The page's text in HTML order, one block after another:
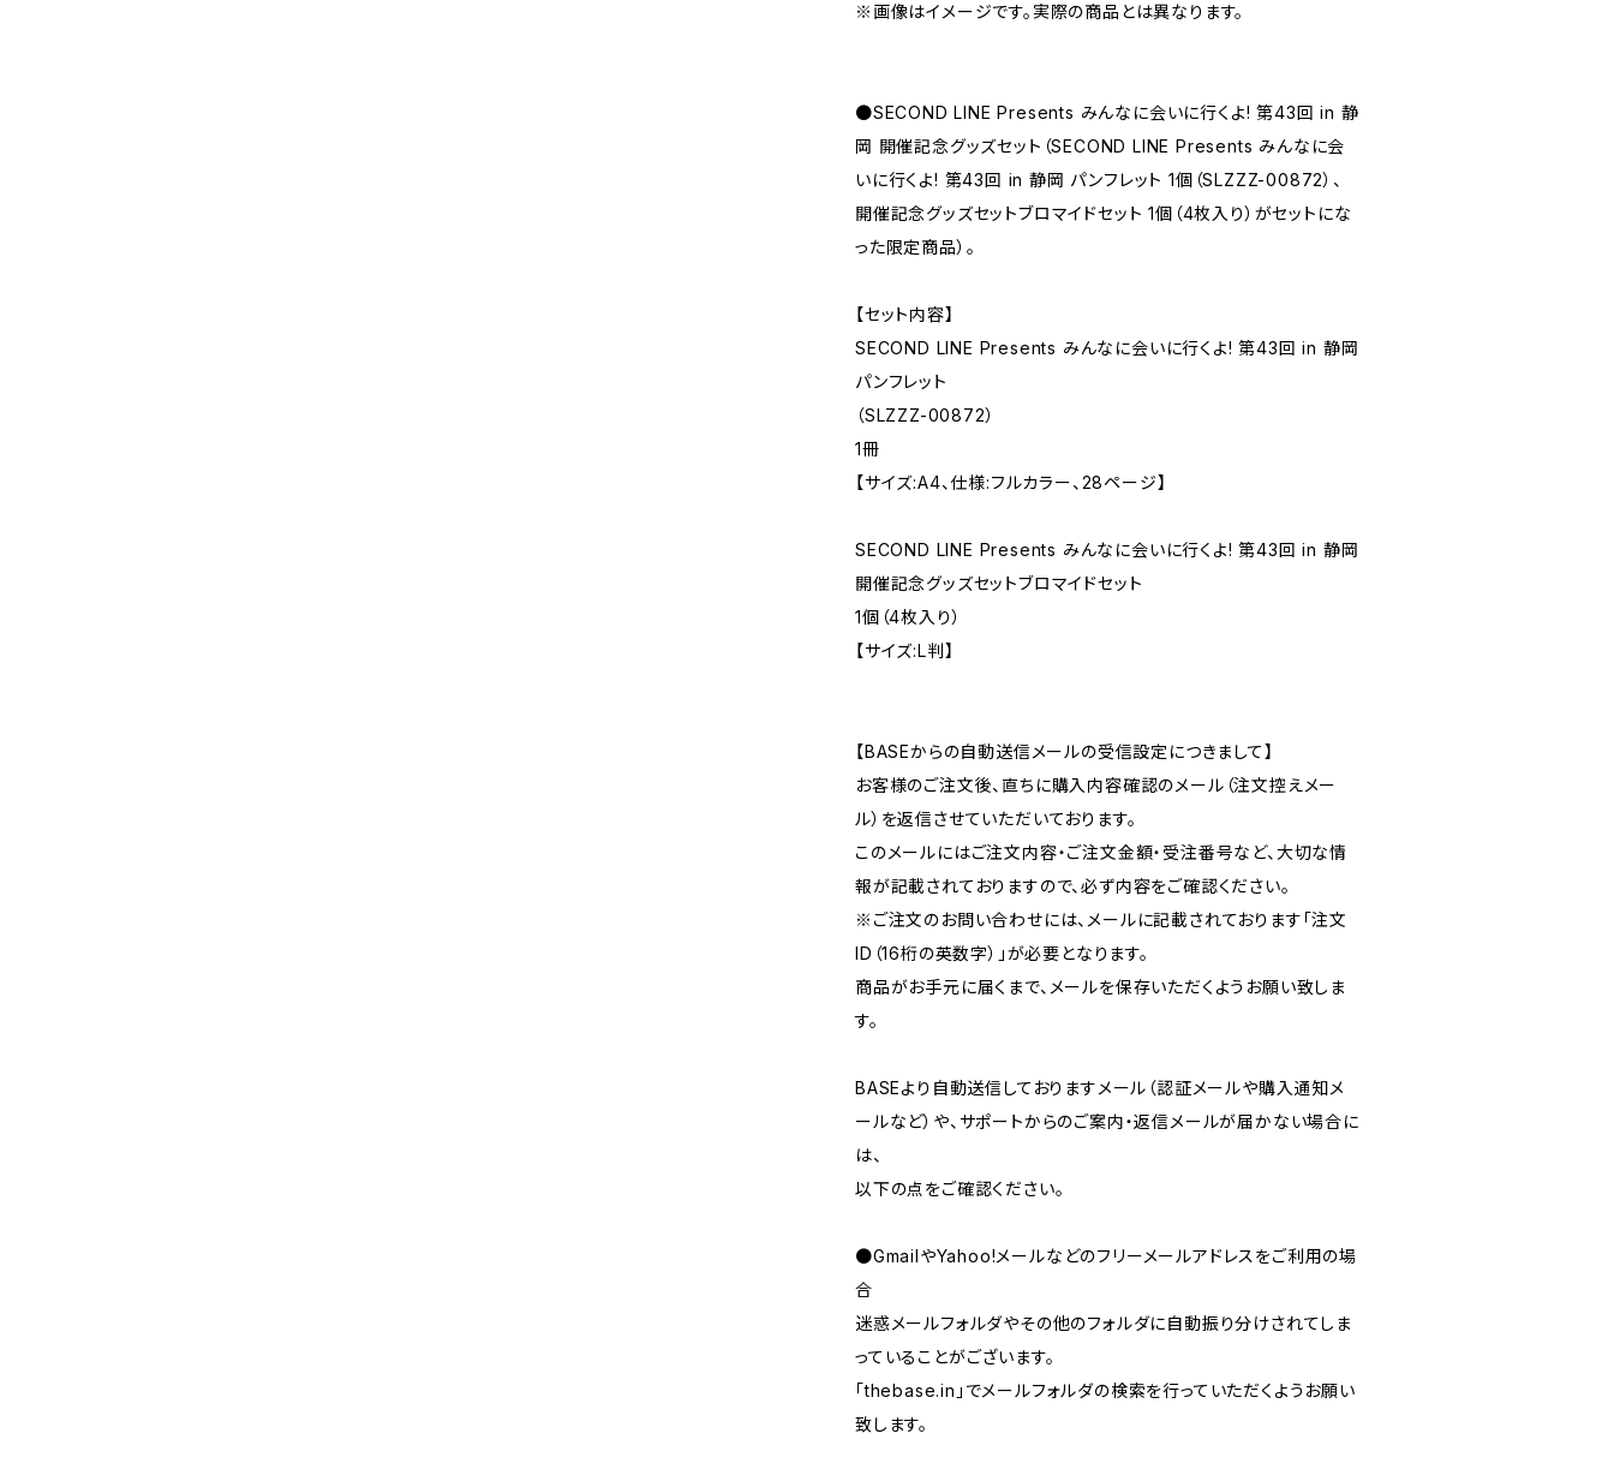
※画像はイメージです。実際の商品とは異なります。
●SECOND LINE Presents みんなに会いに行くよ! 第43回 in 静
岡 開催記念グッズセット（SECOND LINE Presents みんなに会
いに行くよ! 第43回 in 静岡 パンフレット 1個（SLZZZ-00872）、
開催記念グッズセットブロマイドセット 1個（4枚入り）がセットにな
った限定商品）。
【セット内容】
SECOND LINE Presents みんなに会いに行くよ! 第43回 in 静岡
パンフレット
（SLZZZ-00872）
1冊
【サイズ:A4、仕様:フルカラー、28ページ】
SECOND LINE Presents みんなに会いに行くよ! 第43回 in 静岡
開催記念グッズセットブロマイドセット
1個（4枚入り）
【サイズ:L判】
【BASEからの自動送信メールの受信設定につきまして】
お客様のご注文後、直ちに購入内容確認のメール（注文控えメー
ル）を返信させていただいております。
このメールにはご注文内容・ご注文金額・受注番号など、大切な情
報が記載されておりますので、必ず内容をご確認ください。
※ご注文のお問い合わせには、メールに記載されております「注文
ID（16桁の英数字）」が必要となります。
商品がお手元に届くまで、メールを保存いただくようお願い致しま
す。
BASEより自動送信しておりますメール（認証メールや購入通知メ
ールなど）や、サポートからのご案内・返信メールが届かない場合に
は、
以下の点をご確認ください。
●GmailやYahoo!メールなどのフリーメールアドレスをご利用の場
合
迷惑メールフォルダやその他のフォルダに自動振り分けされてしま
っていることがございます。
「thebase.in」でメールフォルダの検索を行っていただくようお願い
致します。